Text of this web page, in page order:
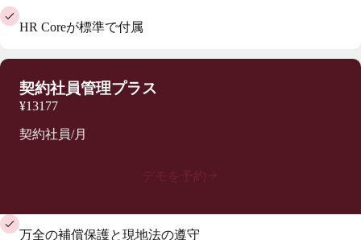
HR Coreが標準で付属
契約社員管理プラス
¥13177
契約社員/月
デモを予約
万全の補償保護と現地法の遵守